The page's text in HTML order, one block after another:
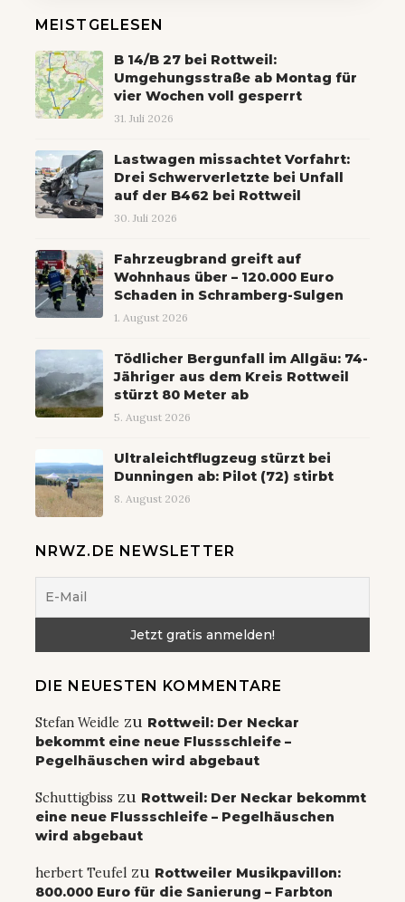
MEISTGELESEN
B 14/B 27 bei Rottweil:
Umgehungsstraße ab Montag für
vier Wochen voll gesperrt
31. Juli 2026
Lastwagen missachtet Vorfahrt:
Drei Schwerverletzte bei Unfall
auf der B462 bei Rottweil
30. Juli 2026
Fahrzeugbrand greift auf
Wohnhaus über – 120.000 Euro
Schaden in Schramberg-Sulgen
1. August 2026
Tödlicher Bergunfall im Allgäu: 74-
Jähriger aus dem Kreis Rottweil
stürzt 80 Meter ab
5. August 2026
Ultraleichtflugzeug stürzt bei
Dunningen ab: Pilot (72) stirbt
8. August 2026
NRWZ.DE NEWSLETTER
DIE NEUESTEN KOMMENTARE
Stefan Weidle zu Rottweil: Der Neckar
bekommt eine neue Flussschleife –
Pegelhäuschen wird abgebaut
Schuttigbiss zu Rottweil: Der Neckar bekommt
eine neue Flussschleife – Pegelhäuschen
wird abgebaut
herbert Teufel zu Rottweiler Musikpavillon:
800.000 Euro für die Sanierung – Farbton